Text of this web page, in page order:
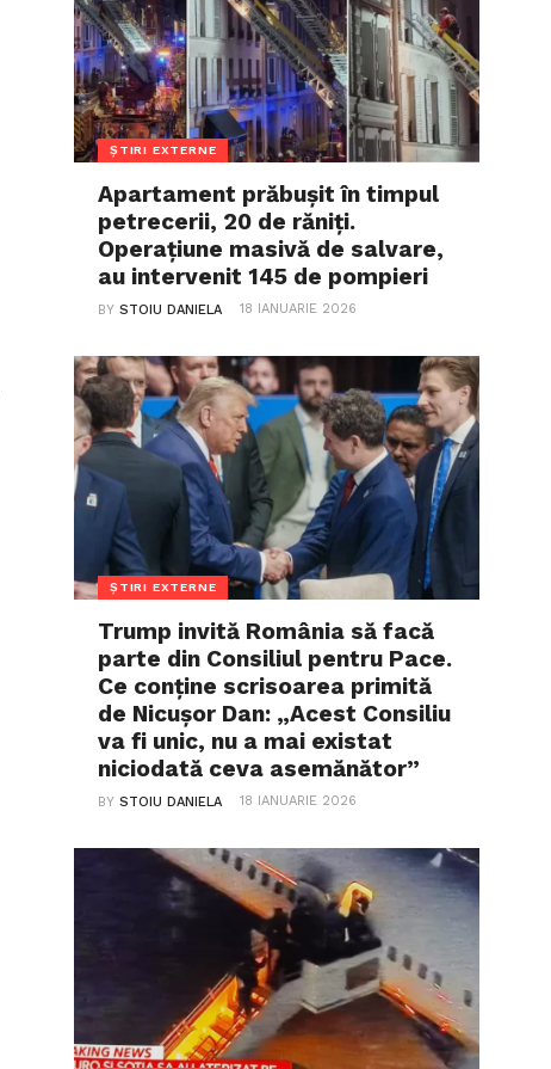
ȘTIRI EXTERNE
Apartament prăbușit în timpul
petrecerii, 20 de răniți.
Operațiune masivă de salvare,
au intervenit 145 de pompieri
BYSTOIU DANIELA 18 IANUARIE 2026
ȘTIRI EXTERNE
Trump invită România să facă
parte din Consiliul pentru Pace.
Ce conține scrisoarea primită
de Nicușor Dan: „Acest Consiliu
va fi unic, nu a mai existat
niciodată ceva asemănător”
BYSTOIU DANIELA 18 IANUARIE 2026